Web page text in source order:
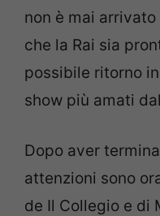
non è mai
che la Rai sia
possibile ritorno
show più amati
Dopo aver
attenzioni sono
de Il Collegio e di